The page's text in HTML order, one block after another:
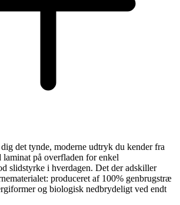
det tynde, moderne udtryk du kender fra
på overfladen for enkel
slidstyrke i hverdagen. Det der adskiller
produceret af 100% genbrugstræ
og biologisk nedbrydeligt ved endt